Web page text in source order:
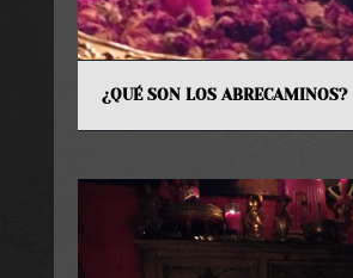
¿QUÉ SON LOS ABRECAMINOS?